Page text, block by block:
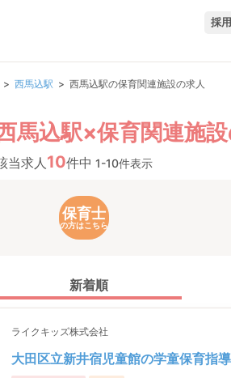
採
西馬込駅 西馬込駅の保育関連施設の求人
馬込駅×保育関連施
当求人 10件中 1-10件表示
保育士
の方はこちら
新着順
ライクキッズ株式会社
大田区立新井宿児童館の学童保育指